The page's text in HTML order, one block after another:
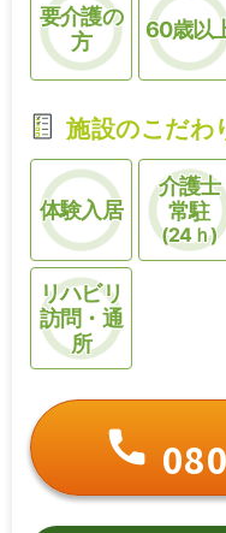
要介護の
方
60歳以
施設のこだわ
体験入居
介護士
常駐
(24ｈ)
リハビリ
訪問・通
所